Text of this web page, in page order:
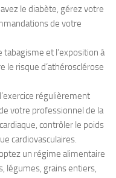
le diabète, gérez votre
de votre
tabagisme et l’exposition à
le risque d’athérosclérose
régulièrement
votre professionnel de la
contrôler le poids
cardiovasculaires.
un régime alimentaire
légumes, grains entiers,